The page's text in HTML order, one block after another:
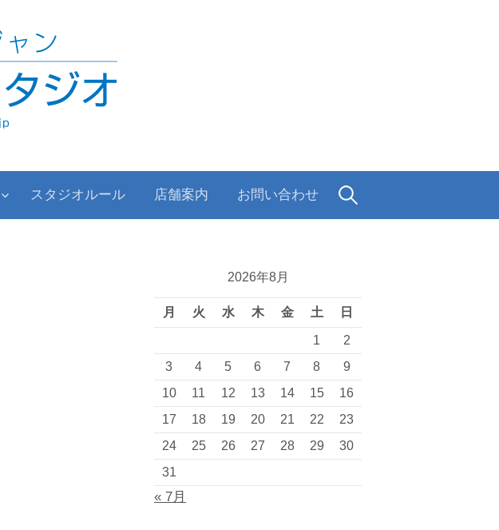
スタジオルール 店舗案内 お問い合わせ 検
2026年8月
月 火 水 木 金 土 日
1
2
3
4 5 6 7 8
9
10
11 12 13 14 15
16
17
18 19 20 21 22
23
24
25 26 27 28 29
30
31
« 7月